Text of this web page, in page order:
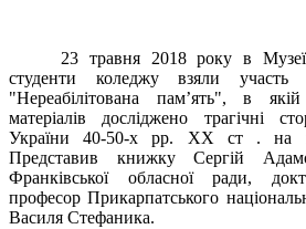
23 травня 2018 року в Музеї
студенти коледжу взяли участь
"Нереабілітована пам’ять", в
матеріалів досліджено трагічні
України 40-50-х рр. XX ст . на
Представив книжку Сергій
Франківської обласної ради,
професор Прикарпатського
Василя Стефаника.